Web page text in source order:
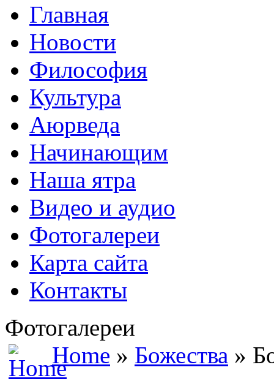
Главная
Новости
Философия
Культура
Аюрведа
Начинающим
Наша ятра
Видео и аудио
Фотогалереи
Карта сайта
Контакты
Фотогалереи
Home » Божества »